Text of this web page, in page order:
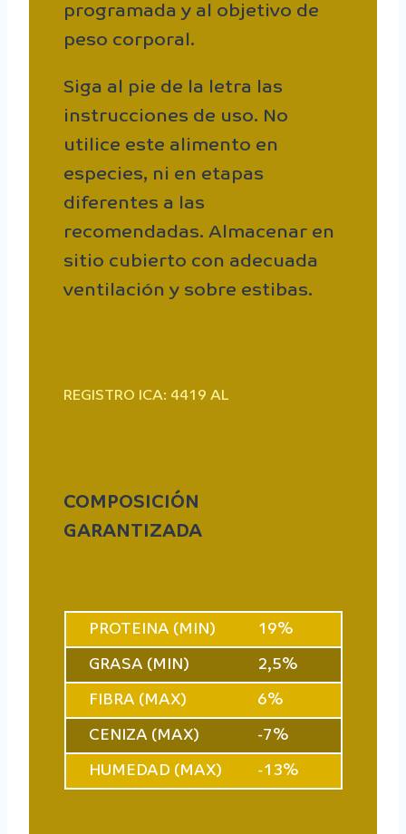
programada y al objetivo de
peso corporal.
Siga al pie de la letra las
instrucciones de uso. No
utilice este alimento en
especies, ni en etapas
diferentes a las
recomendadas. Almacenar en
sitio cubierto con adecuada
ventilación y sobre estibas.
REGISTRO ICA: 4419 AL
COMPOSICIÓN
GARANTIZADA
PROTEINA (MIN) 19%
GRASA (MIN) 2,5%
FIBRA (MAX) 6%
CENIZA (MAX) -7%
HUMEDAD (MAX) -13%